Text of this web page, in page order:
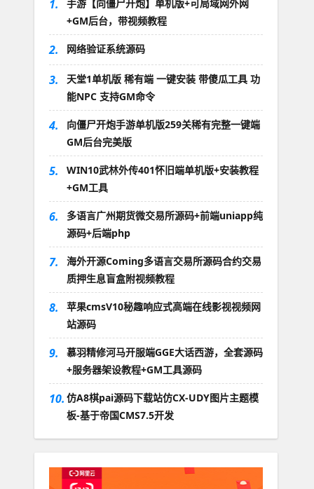
1.
手游【向僵尸开炮】单机版+可局域网外网
+GM后台，带视频教程
2. 网络验证系统源码
3.
天堂1单机版 稀有端 一键安装 带傻瓜工具 功
能NPC 支持GM命令
4.
向僵尸开炮手游单机版259关稀有完整一键端
GM后台完美版
5.
WIN10武林外传401怀旧端单机版+安装教程
+GM工具
6.
多语言广州期货微交易所源码+前端uniapp纯
源码+后端php
7.
海外开源Coming多语言交易所源码合约交易
质押生息盲盒附视频教程
8.
苹果cmsV10秘趣响应式高端在线影视视频网
站源码
9.
慕羽精修河马开服端GGE大话西游，全套源码
+服务器架设教程+GM工具源码
10. 仿A8棋pai源码下载站仿CX-UDY图片主题模
板-基于帝国CMS7.5开发